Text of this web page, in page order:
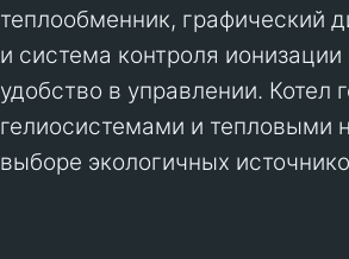
теплообменник, графический
и система контроля
удобство в управлении. Котел
гелиосистемами и тепловыми
выборе экологичных